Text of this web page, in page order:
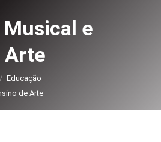
Musical e
Arte
Educação
de Arte